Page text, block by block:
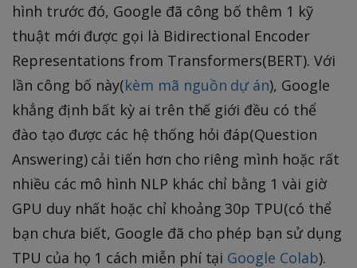
hình trước đó, Google đã công bố thêm 1 kỹ
thuật mới được gọi là Bidirectional Encoder
Representations from Transformers(BERT). Với
lần công bố này(kèm mã nguồn dự án), Google
khẳng định bất kỳ ai trên thế giới đều có thể
đào tạo được các hệ thống hỏi đáp(Question
Answering) cải tiến hơn cho riêng mình hoặc rất
nhiều các mô hình NLP khác chỉ bằng 1 vài giờ
GPU duy nhất hoặc chỉ khoảng 30p TPU(có thể
bạn chưa biết, Google đã cho phép bạn sử dụng
TPU của họ 1 cách miễn phí tại Google Colab).